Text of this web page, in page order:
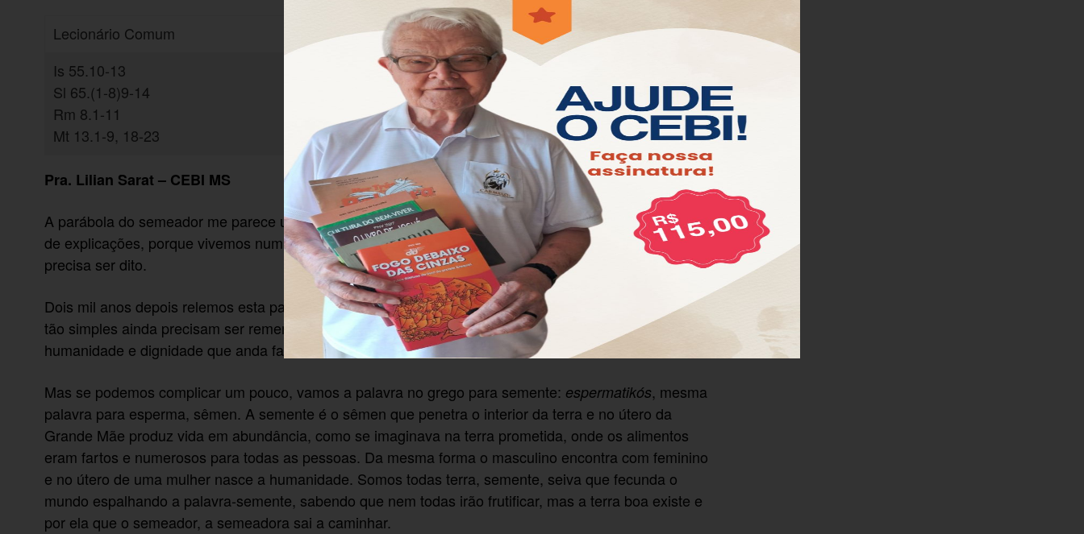
Lecionário Comum
Lecionário Católico
Is 55.10-13
Sl 65.(1-8)9-14
Rm 8.1-11
Mt 13.1-9, 18-23
Is 55,10-11
Sl 64(65),10.11.12-13.14 (R. Lc 8,8)
Rm 8,18-23
Mt 13,1-23 ou mais breve 13,1-9
Pra. Lilian Sarat – CEBI MS
A parábola do semeador me parece uma das mais simples contada por Jesus. Mesmo assim, carece
de explicações, porque vivemos num tempo e, talvez, também nos tempos de Jesus, onde o óbvio
precisa ser dito.
Dois mil anos depois relemos esta parábola em nossas liturgias com esta sensação de que sentidos
tão simples ainda precisam ser rememorados, para quem sabe resgatarmos uma semente de
humanidade e dignidade que anda faltando no nosso cotidiano.
Mas se podemos complicar um pouco, vamos a palavra no grego para semente: espermatikós, mesma
palavra para esperma, sêmen. A semente é o sêmen que penetra o interior da terra e no útero da
Grande Mãe produz vida em abundância, como se imaginava na terra prometida, onde os alimentos
eram fartos e numerosos para todas as pessoas. Da mesma forma o masculino encontra com feminino
e no útero de uma mulher nasce a humanidade. Somos todas terra, semente, seiva que fecunda o
mundo espalhando a palavra-semente, sabendo que nem todas irão frutificar, mas a terra boa existe e
por ela que o semeador, a semeadora sai a caminhar.